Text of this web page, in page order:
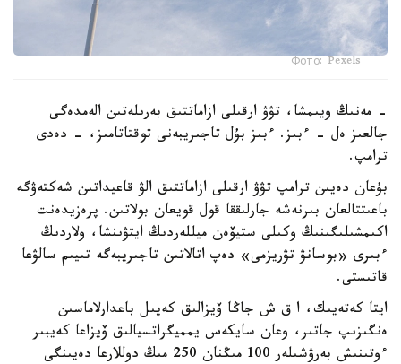
Фото: Pexels
- مەنىڭ ويىمشا، تۋۋ ارقىلى ازاماتتىق بەرىلەتىن الەمدەگى
جالعىز ەل - ءبىز. ءبىز بۇل تاجىريبەنى توقتاتامىز، - دەدى
ترامپ.
بۇعان دەيىن ترامپ تۋۋ ارقىلى ازاماتتىق الۋ قاعيداتىن شەكتەۋگە
باعىتتالعان بىرنەشە جارلىققا قول قويعان بولاتىن. پرەزيدەنت
اكىمشىلىگىنىڭ وكىلى ستيۆەن ميللەردىڭ ايتۋىنشا، ولاردىڭ
ءبىرى «بوسانۋ تۋريزمى» دەپ اتالاتىن تاجىريبەگە تىيىم سالۋعا
قاتىستى.
ايتا كەتەيىك، ا ق ش جاڭا ۆيزالىق كەپىل باعدارلاماسىن
ەنگىزىپ جاتىر، وعان سايكەس يمميگراتسيالىق ۆيزاعا كەيبىر
ءوتىنىش بەرۋشىلەر 100 مىڭنان 250 مىڭ دوللارعا دەيىنگى